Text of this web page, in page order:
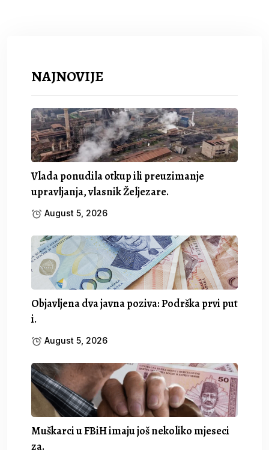
NAJNOVIJE
Vlada ponudila otkup ili preuzimanje
upravljanja, vlasnik Željezare.
August 5, 2026
Objavljena dva javna poziva: Podrška prvi put
i.
August 5, 2026
Muškarci u FBiH imaju još nekoliko mjeseci
za.